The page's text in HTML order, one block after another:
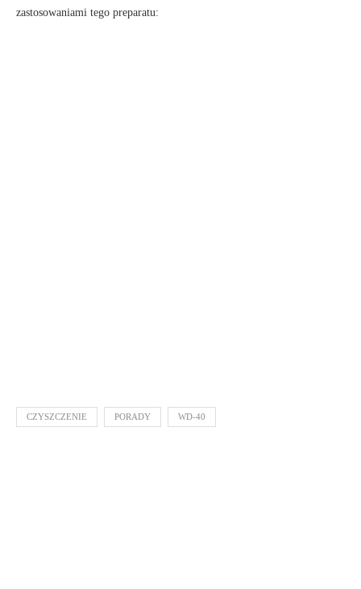
zastosowaniami tego preparatu:
CZYSZCZENIE PORADY WD-40